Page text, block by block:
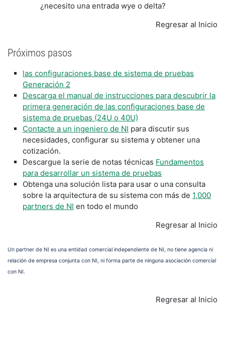
¿necesito una entrada wye o delta?
Regresar al Inicio
Próximos pasos
las configuraciones base de sistema de pruebas
Generación 2
Descarga el manual de instrucciones para descubrir la
primera generación de las configuraciones base de
sistema de pruebas (24U o 40U)
Contacte a un ingeniero de NI para discutir sus
necesidades, configurar su sistema y obtener una
cotización.
Descargue la serie de notas técnicas Fundamentos
para desarrollar un sistema de pruebas
Obtenga una solución lista para usar o una consulta
sobre la arquitectura de su sistema con más de 1,000
partners de NI en todo el mundo
Regresar al Inicio
Un partner de NI es una entidad comercial independiente de NI, no tiene agencia ni
relación de empresa conjunta con NI, ni forma parte de ninguna asociación comercial
con NI.
Regresar al Inicio